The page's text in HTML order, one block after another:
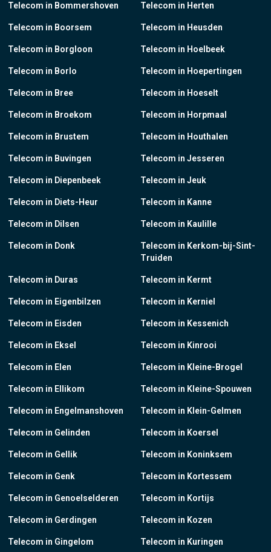
Telecom in Bommershoven
Telecom in Boorsem
Telecom in Borgloon
Telecom in Borlo
Telecom in Bree
Telecom in Broekom
Telecom in Brustem
Telecom in Buvingen
Telecom in Diepenbeek
Telecom in Diets-Heur
Telecom in Dilsen
Telecom in Donk
Telecom in Duras
Telecom in Eigenbilzen
Telecom in Eisden
Telecom in Eksel
Telecom in Elen
Telecom in Ellikom
Telecom in Engelmanshoven
Telecom in Gelinden
Telecom in Gellik
Telecom in Genk
Telecom in Genoelselderen
Telecom in Gerdingen
Telecom in Gingelom
Telecom in Herten
Telecom in Heusden
Telecom in Hoelbeek
Telecom in Hoepertingen
Telecom in Hoeselt
Telecom in Horpmaal
Telecom in Houthalen
Telecom in Jesseren
Telecom in Jeuk
Telecom in Kanne
Telecom in Kaulille
Telecom in Kerkom-bij-Sint-
Truiden
Telecom in Kermt
Telecom in Kerniel
Telecom in Kessenich
Telecom in Kinrooi
Telecom in Kleine-Brogel
Telecom in Kleine-Spouwen
Telecom in Klein-Gelmen
Telecom in Koersel
Telecom in Koninksem
Telecom in Kortessem
Telecom in Kortijs
Telecom in Kozen
Telecom in Kuringen